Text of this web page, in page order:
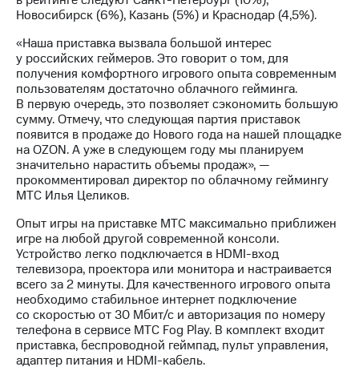
Новости
в
регионе
и акционерам
Корпоративное
управление
Корпоративный
секретарь
Раскрытие
информации
акционерам
Документы
ПАО
"МТС"
Собрания
акционеров
Личный
кабинет
акционера
Акционерный
Новосибирск (6%), Казань (5%) и Краснодар (4,5%).
«Наша приставка вызвала большой интерес
у российских геймеров. Это говорит о том, для
получения комфортного игрового опыта современным
пользователям достаточно облачного гейминга.
В первую очередь, это позволяет сэкономить большую
сумму. Отмечу, что следующая партия приставок
появится в продаже до Нового года на нашей площадке
на OZON. А уже в следующем году мы планируем
значительно нарастить объемы продаж», —
прокомментировал директор по облачному геймингу
МТС Илья Целиков.
Опыт игры на приставке МТС максимально приближен
игре на любой другой современной консоли.
Устройство легко подключается в HDMI-вход
телевизора, проектора или монитора и настраивается
всего за 2 минуты. Для качественного игрового опыта
необходимо стабильное интернет подключение
со скоростью от 30 Мбит/с и авторизация по номеру
телефона в сервисе МТС Fog Play. В комплект входит
приставка, беспроводной геймпад, пульт управления,
адаптер питания и HDMI-кабель.